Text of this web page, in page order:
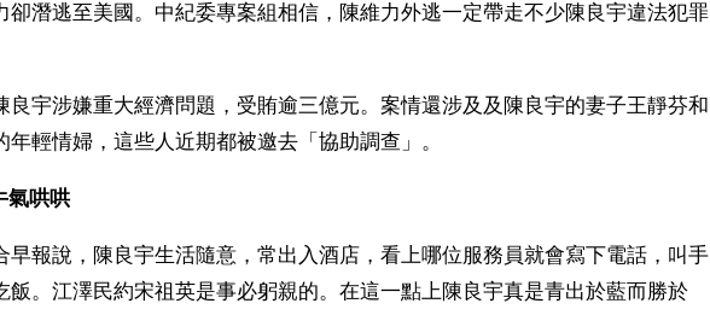
卻潛逃至美國。中紀委專案組相信，陳維力外逃一定帶走不少陳良宇違法犯罪
良宇涉嫌重大經濟問題，受賄逾三億元。案情還涉及及陳良宇的妻子王靜芬和
年輕情婦，這些人近期都被邀去「協助調查」。
氣哄哄
早報說，陳良宇生活隨意，常出入酒店，看上哪位服務員就會寫下電話，叫手
飯。江澤民約宋祖英是事必躬親的。在這一點上陳良宇真是青出於藍而勝於